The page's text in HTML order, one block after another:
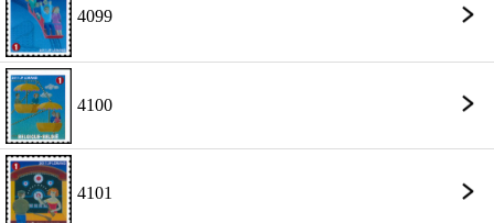
4099
4100
4101